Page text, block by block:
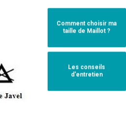
Comment choisir ma
taille de Maillot ?
Les conseils
d'entretien